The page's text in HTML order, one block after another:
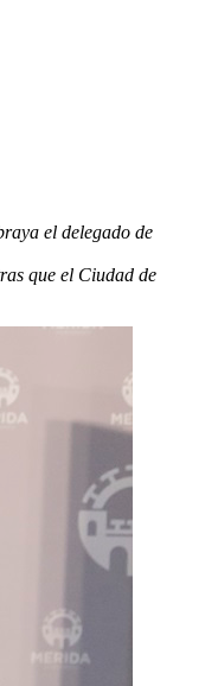
el delegado de
que el Ciudad de